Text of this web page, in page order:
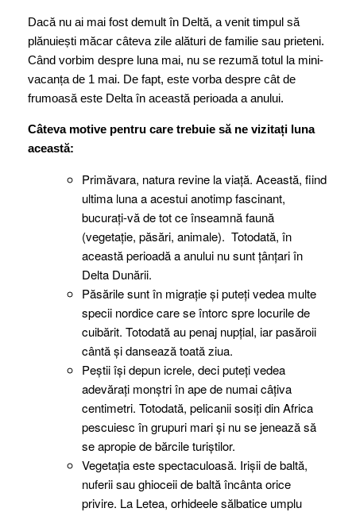
Dacă nu ai mai fost demult în Deltă, a venit timpul să
plănuiești măcar câteva zile alături de familie sau prieteni.
Când vorbim despre luna mai, nu se rezumă totul la mini-
vacanța de 1 mai. De fapt, este vorba despre cât de
frumoasă este Delta în această perioada a anului.
Câteva motive pentru care trebuie să ne vizitați luna
această:
Primăvara, natura revine la viață. Această, fiind
ultima luna a acestui anotimp fascinant,
bucurați-vă de tot ce înseamnă faună
(vegetație, păsări, animale). Totodată, în
această perioadă a anului nu sunt țânțari în
Delta Dunării.
Păsările sunt în migrație și puteți vedea multe
specii nordice care se întorc spre locurile de
cuibărit. Totodată au penaj nupțial, iar pasăroii
cântă și dansează toată ziua.
Peștii își depun icrele, deci puteți vedea
adevărați monștri în ape de numai câțiva
centimetri. Totodată, pelicanii sosiți din Africa
pescuiesc în grupuri mari și nu se jenează să
se apropie de bărcile turiștilor.
Vegetația este spectaculoasă. Irișii de baltă,
nuferii sau ghioceii de baltă încânta orice
privire. La Letea, orhideele sălbatice umplu